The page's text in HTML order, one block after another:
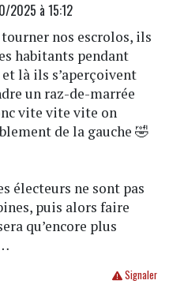
2025 à 15:12
nos escrolos, ils
habitants pendant
là ils s’aperçoivent
un raz-de-marrée
vite vite vite on
de la gauche 🤣
électeurs ne sont pas
puis alors faire
qu’encore plus
Signaler